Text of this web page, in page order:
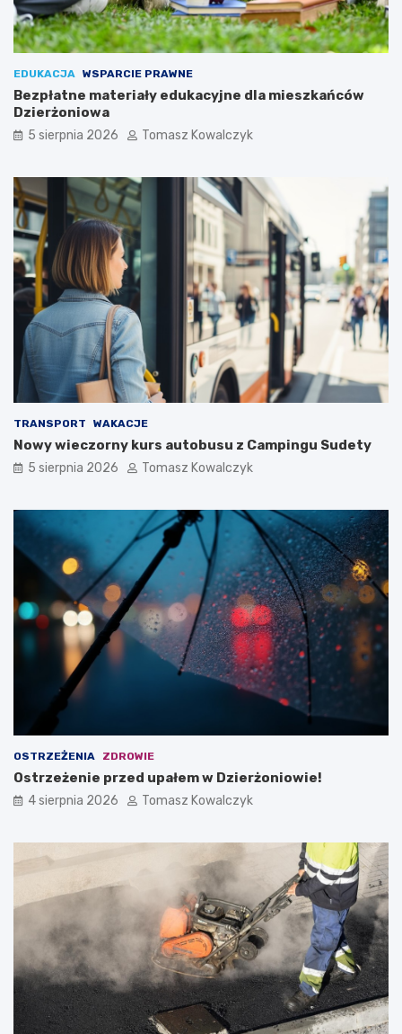
EDUKACJA WSPARCIE PRAWNE
Bezpłatne materiały edukacyjne dla mieszkańców
Dzierżoniowa
5 sierpnia 2026 Tomasz Kowalczyk
TRANSPORT WAKACJE
Nowy wieczorny kurs autobusu z Campingu Sudety
5 sierpnia 2026 Tomasz Kowalczyk
OSTRZEŻENIA ZDROWIE
Ostrzeżenie przed upałem w Dzierżoniowie!
4 sierpnia 2026 Tomasz Kowalczyk